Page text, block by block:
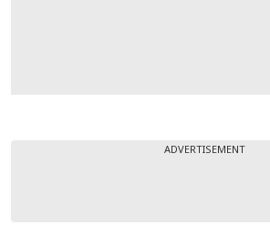
ADVERTISEMENT